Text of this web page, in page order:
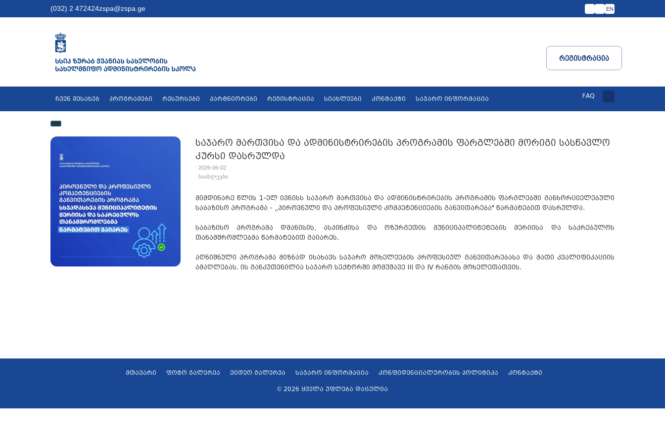
(032) 2 472424zspa@zspa.ge EN
Რეგისტრაცია
ჩვენ შესახებ პროგრამები რესურსები პარტნიორები რეგისტრაცია სიახლეები კონტაქტი საჯარო ინფორმაცია FAQ
საჯარო მართვისა და ადმინისტრირების პროგრამის ფარგლებში მორიგი სასწავლო
კურსი დასრულდა
: 2026-06-02
: სიახლეები
მიმდინარე წლის 1-ელ ივნისს საჯარო მართვისა და ადმინისტრირების პროგრამის ფარგლებში განხორციელებული
საბაზისო პროგრამა - „პიროვნული და პროფესიული კომპეტენციების განვითარება" წარმატებით დასრულდა.
საბაზისო პროგრამა დმანისის, ასპინძისა და ოზურგეთის მუნიციპალიტეტების მერიისა და საკრებულოს
თანამშრომლებმა წარმატებით გაიარეს.
აღნიშნული პროგრამა მიზნად ისახავს საჯარო მოხელეების პროფესიულ განვითარებასა და მათი კვალიფიკაციის
ამაღლებას. ის განკუთვნილია საჯარო სექტორში მომუშავე III და IV რანგის მოხელეთათვის.
მთავარი ფოტო გალერეა ვიდეო გალერეა საჯარო ინფორმაცია კონფიდენციალურობის პოლიტიკა კონტაქტი
© 2026 ყველა უფლება დაცულია